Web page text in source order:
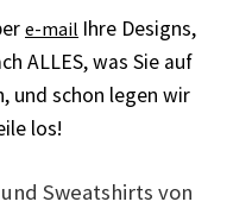
/ Berufsbekleidung
– Firmenlogo
e-mail Ihre Designs,
ALLES,was Sie auf
und schon legen wir
los!
Sweatshirts von